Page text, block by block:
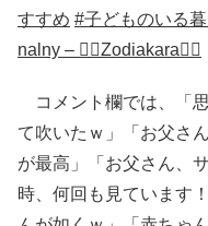
すすめ #子どものいる
nalny – 🧚‍♀️Zodiakara🧚‍♀️
コメント欄では、「
て吹いたｗ」「お父さ
が最高」「お父さん、
時、何回も見ています